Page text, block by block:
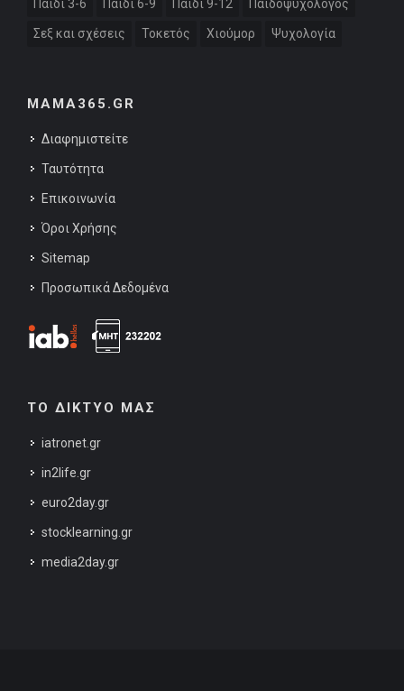
Παιδί 3-6 Παιδί 6-9 Παιδί 9-12 Παιδοψυχολόγος
Σεξ και σχέσεις Τοκετός Χιούμορ Ψυχολογία
MAMA365.GR
Διαφημιστείτε
Ταυτότητα
Επικοινωνία
Όροι Χρήσης
Sitemap
Προσωπικά Δεδομένα
ΤΟ ΔΙΚΤΥΟ ΜΑΣ
iatronet.gr
in2life.gr
euro2day.gr
stocklearning.gr
media2day.gr